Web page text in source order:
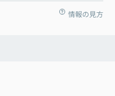
情報の見方